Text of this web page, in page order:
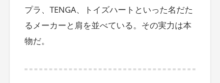
プラ、TENGA、トイズハートといった名だた
るメーカーと肩を並べている。その実力は本
物だ。